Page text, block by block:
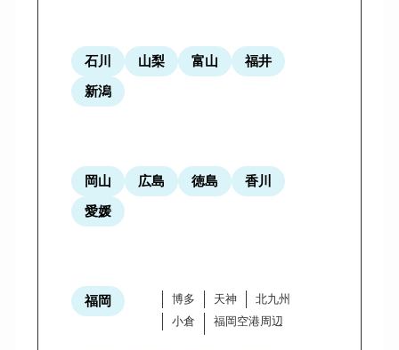
石川 山梨 富山
福井
新潟
岡山 広島 徳島
香川
愛媛
福岡 博多 天神
北九州
小倉
福岡空港周辺